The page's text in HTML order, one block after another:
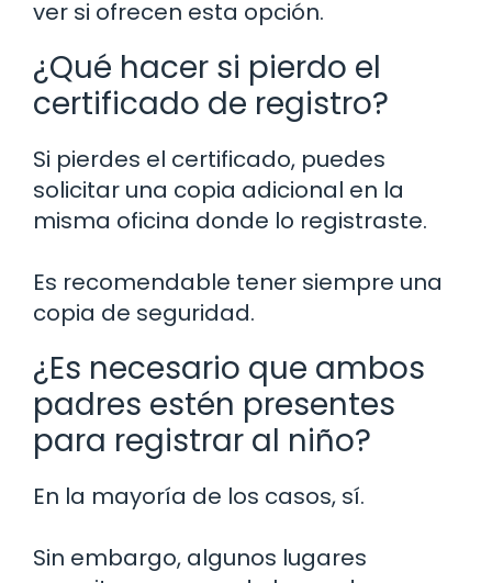
ver si ofrecen esta opción.
¿Qué hacer si pierdo el
certificado de registro?
Si pierdes el certificado, puedes
solicitar una copia adicional en la
misma oficina donde lo registraste.
Es recomendable tener siempre una
copia de seguridad.
¿Es necesario que ambos
padres estén presentes
para registrar al niño?
En la mayoría de los casos, sí.
Sin embargo, algunos lugares